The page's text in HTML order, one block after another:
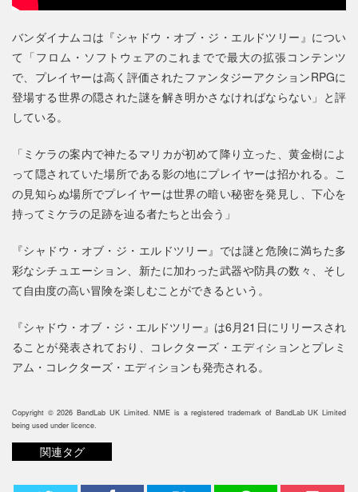
バンダイナムコは『シャドウ・オブ・ジ・エルドツリー』につい
て「フロム・ソフトウェアのこれまでで最大の拡張コンテンツ
で、プレイヤーは高く評価されたファンタジーアクションRPGに
登場する世界の隠された謎を解き明かさなければならない」と評
している。
「ミケラの案内で神たるマリカが初めて降り立った、黄金樹によ
って隠されていた場所である影の地にプレイヤーは招かれる。こ
の見知らぬ場所でプレイヤーは世界の暗い秘密を発見し、下心を
持ってミケラの足跡を辿る者たちと出会う」
『シャドウ・オブ・ジ・エルドツリー』では謎と危険に満ちた多
彩なシチュエーション、新たに加わった武器や防具の数々、そし
て自由度の高い冒険を楽しむことができるという。
『シャドウ・オブ・ジ・エルドツリー』は6月21日にリリースされ
ることが発表されており、コレクターズ・エディションとプレミ
アム・コレクターズ・エディションも発売される。
Copyright © 2026 BandLab UK Limited. NME is a registered trademark of BandLab UK Limited
being used under licence.
関連タグ